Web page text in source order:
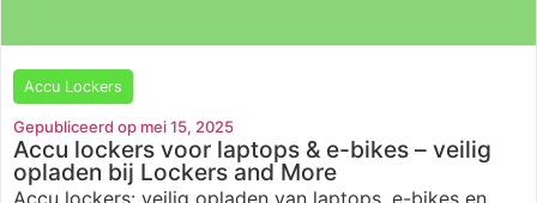
Accu Lockers
Gepubliceerd op mei 15, 2025
Accu lockers voor laptops & e-bikes – veilig
opladen bij Lockers and More